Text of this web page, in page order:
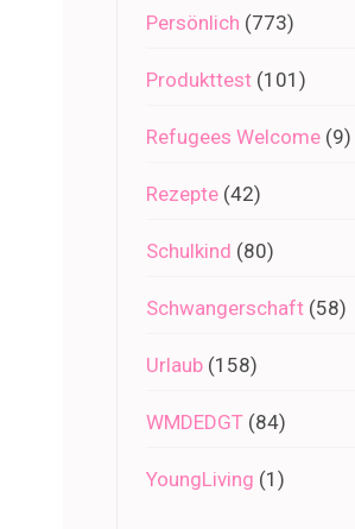
Persönlich (773)
Produkttest (101)
Refugees Welcome (9)
Rezepte (42)
Schulkind (80)
Schwangerschaft (58)
Urlaub (158)
WMDEDGT (84)
YoungLiving (1)